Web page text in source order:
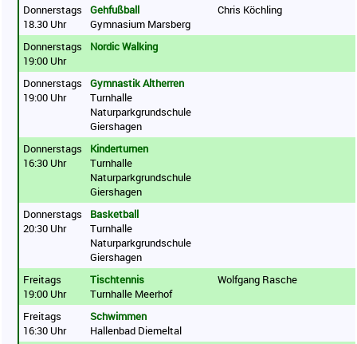
Donnerstags
18.30 Uhr
Gehfußball
Gymnasium Marsberg
Chris Köchling
Donnerstags
19:00 Uhr
Nordic Walking
Donnerstags
19:00 Uhr
Gymnastik Altherren
Turnhalle
Naturparkgrundschule
Giershagen
Donnerstags
16:30 Uhr
Kinderturnen
Turnhalle
Naturparkgrundschule
Giershagen
Donnerstags
20:30 Uhr
Basketball
Turnhalle
Naturparkgrundschule
Giershagen
Freitags
19:00 Uhr
Tischtennis
Turnhalle Meerhof
Wolfgang Rasche
Freitags
16:30 Uhr
Schwimmen
Hallenbad Diemeltal